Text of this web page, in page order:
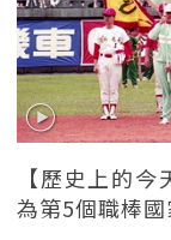
【歷史上的
為第5個職棒國